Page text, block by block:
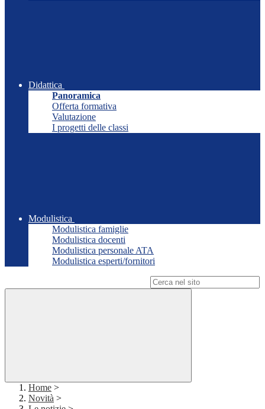
Didattica
Panoramica
Offerta formativa
Valutazione
I progetti delle classi
Modulistica
Modulistica famiglie
Modulistica docenti
Modulistica personale ATA
Modulistica esperti/fornitori
Home >
Novità >